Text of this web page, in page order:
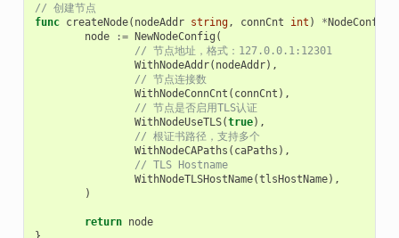
// 创建节点
func createNode( nodeAddr string, connCnt int ) *NodeConfig
node
:= NewNodeConfig (
// 节点地址，格式：127.0.0.1:12301
WithNodeAddr( nodeAddr),
// 节点连接数
WithNodeConnCnt ( connCnt ),
// 节点是否启用TLS认证
WithNodeUseTLS(true),
// 根证书路径，支持多个
WithNodeCAPaths ( caPaths ),
// TLS Hostname
WithNodeTLSHostName(tlsHostName),
)
return node